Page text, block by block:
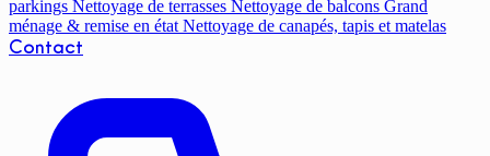
parkings Nettoyage de terrasses Nettoyage de balcons Grand
ménage & remise en état Nettoyage de canapés, tapis et matelas
Contact